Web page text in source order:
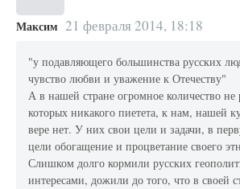
Максим 21 февраля 2014, 18:18
"у подавляющего большинства русских
чувство любви и уважение к Отечеству"
А в нашей стране огромное количество
которых никакого пиетета, к нам, нашей
вере нет. У них свои цели и задачи, в
цели обогащение и процветание своего
Слишком долго кормили русских
интересами, дожили до того, что в своей